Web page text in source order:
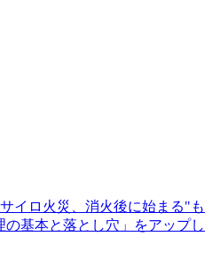
イロ火災、消火後に始まる"も
基本と落とし穴」をアップし